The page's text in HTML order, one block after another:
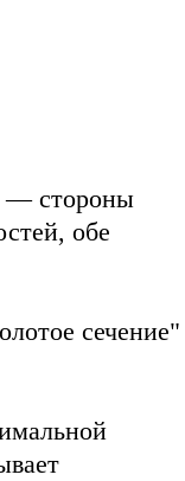
— стороны
обе
сечение"